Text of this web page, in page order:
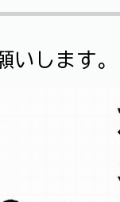
します。